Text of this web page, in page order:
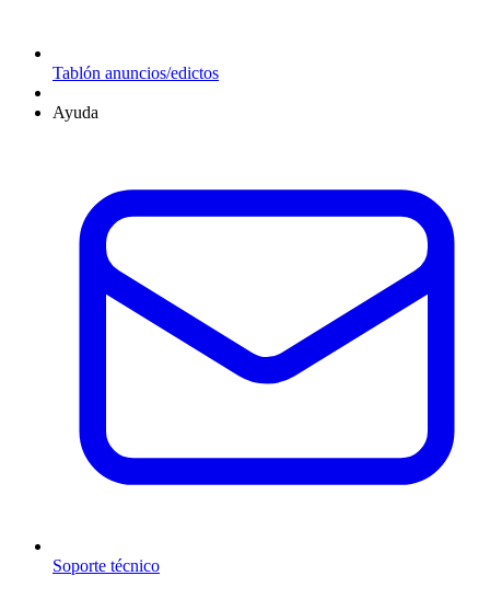
Tablón anuncios/edictos
Ayuda
Soporte técnico